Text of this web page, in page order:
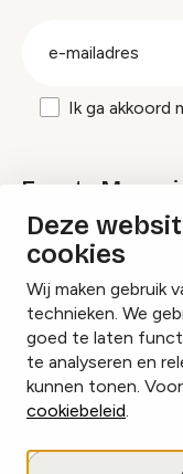
Deze
cookies
Wij maken gebruik
technieken. We
goed te laten
te analyseren en
kunnen tonen.
cookiebeleid.
Ik ga akkoord
Events
Ik ontvang
InstagramFacebook
Cookies beheren